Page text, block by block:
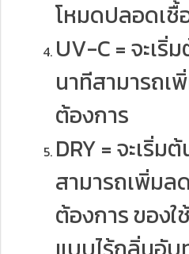
โหมดปลอดเชื้
UV-C = จะเริ่
นาทีสามารถเ
ต้องการ
DRY = จะเริ่ม
สามารถเพิ่มล
ต้องการ ของ